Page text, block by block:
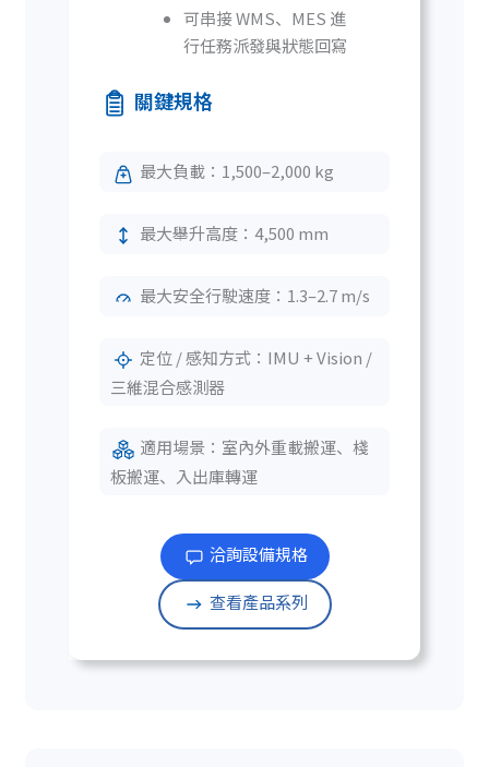
可串接 WMS、MES 進
行任務派發與狀態回寫
關鍵規格
最大負載：1,500–2,000 kg
最大舉升高度：4,500 mm
最大安全行駛速度：1.3–2.7 m/s
定位 / 感知方式：IMU + Vision /
三維混合感測器
適用場景：室內外重載搬運、棧
板搬運、入出庫轉運
洽詢設備規格
查看產品系列